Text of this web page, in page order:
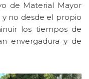
de Material Mayor
no desde el propio
los tiempos de
envergadura y de